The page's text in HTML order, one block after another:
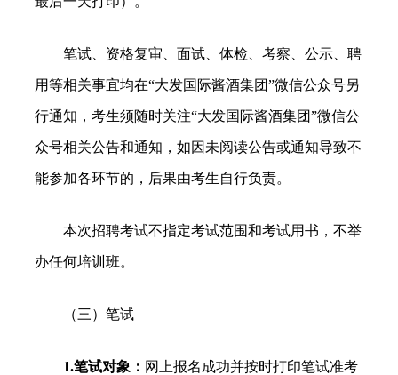
笔试、资格复审、面试、体检、考察、公示、聘
用等相关事宜均在“大发国际酱酒集团”微信公众号另
行通知，考生须随时关注“大发国际酱酒集团”微信公
众号相关公告和通知，如因未阅读公告或通知导致不
能参加各环节的，后果由考生自行负责。
本次招聘考试不指定考试范围和考试用书，不举
办任何培训班。
（三）笔试
1.笔试对象： 网上报名成功并按时打印笔试准考